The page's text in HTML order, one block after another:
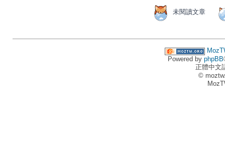
未閱讀文章
Powered by phpBB
正體中文
©